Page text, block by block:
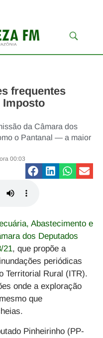
frequentes
Imposto
da Câmara dos
o Pantanal — a maior
00:03
Abastecimento e
dos Deputados
21, que propõe a
periódicas
Territorial Rural (ITR).
onde a exploração
que
Pinheirinho (PP-